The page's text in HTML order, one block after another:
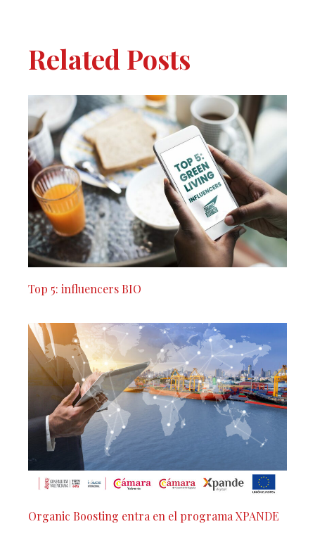
Related Posts
Top 5: influencers BIO
Organic Boosting entra en el programa XPANDE